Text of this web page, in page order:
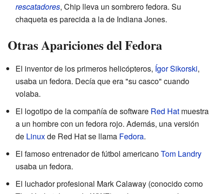
rescatadores, Chip lleva un sombrero fedora. Su
chaqueta es parecida a la de Indiana Jones.
Otras Apariciones del Fedora
El inventor de los primeros helicópteros, Ígor Sikorski,
usaba un fedora. Decía que era "su casco" cuando
volaba.
El logotipo de la compañía de software Red Hat muestra
a un hombre con un fedora rojo. Además, una versión
de Linuxde Red Hat se llama Fedora.
El famoso entrenador de fútbol americanoTom Landry
usaba un fedora.
El luchador profesional Mark Calaway (conocido como